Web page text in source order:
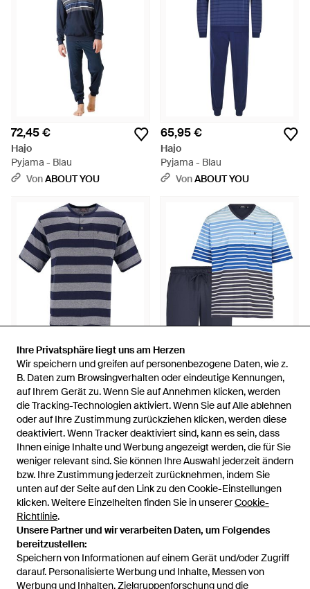
Ihre Privatsphäre liegt uns am Herzen
Wir speichern und greifen auf personenbezogene Daten, wie z.
B. Daten zum Browsingverhalten oder eindeutige Kennungen,
auf Ihrem Gerät zu. Wenn Sie auf Annehmen klicken, werden
die Tracking-Technologien aktiviert. Wenn Sie auf Alle ablehnen
oder auf Ihre Zustimmung zurückziehen klicken, werden diese
deaktiviert. Wenn Tracker deaktiviert sind, kann es sein, dass
Ihnen einige Inhalte und Werbung angezeigt werden, die für Sie
weniger relevant sind. Sie können Ihre Auswahl jederzeit ändern
bzw. Ihre Zustimmung jederzeit zurücknehmen, indem Sie
unten auf der Seite auf den Link zu den Cookie-Einstellungen
klicken. Weitere Einzelheiten finden Sie in unsererCookie-
Richtlinie.
Unsere Partner und wir verarbeiten Daten, um Folgendes
bereitzustellen:
Speichern von Informationen auf einem Gerät und/oder Zugriff
darauf. Personalisierte Werbung und Inhalte, Messen von
Werbung und Inhalten, Zielgruppenforschung und die
Ihre Privatsphäre liegt uns am Herzen
Wir speichern und greifen auf personenbezogene Daten, wie z.
B. Daten zum Browsingverhalten oder eindeutige Kennungen,
auf Ihrem Gerät zu. Wenn Sie auf Annehmen klicken, werden
die Tracking-Technologien aktiviert. Wenn Sie auf Alle ablehnen
oder auf Ihre Zustimmung zurückziehen klicken, werden diese
deaktiviert. Wenn Tracker deaktiviert sind, kann es sein, dass
Ihnen einige Inhalte und Werbung angezeigt werden, die für Sie
weniger relevant sind. Sie können Ihre Auswahl jederzeit ändern
bzw. Ihre Zustimmung jederzeit zurücknehmen, indem Sie
unten auf der Seite auf den Link zu den Cookie-Einstellungen
klicken. Weitere Einzelheiten finden Sie in unsererCookie-
Richtlinie.
Unsere Partner und wir verarbeiten Daten, um Folgendes
bereitzustellen:
Speichern von Informationen auf einem Gerät und/oder Zugriff
darauf. Personalisierte Werbung und Inhalte, Messen von
Werbung und Inhalten, Zielgruppenforschung und die
72,45 €
Hajo
Pyjama - Blau
VonABOUT YOU
65,95 €
Hajo
Pyjama - Blau
VonABOUT YOU
39,95 €33,96 €
Hajo
Pyjama - Blau
VonABOUT YOU
SALE
55,95 €
Hajo
Pyjama Kurz Klima Komfort -
BlauVon ABOUT YOU
AUSVERKAUFT